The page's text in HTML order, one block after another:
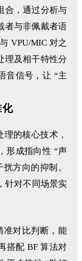
合，通过分析与
者与非佩戴者语
VPU/MIC 对之
理及相干特性分
音信号，让 “主
化
的核心技术，
形成指向性 “声
方向的抑制。
针对不同场景实
准对比判断，能
搭配 BF 算法对